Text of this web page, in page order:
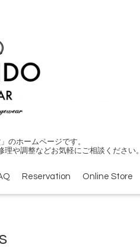
のホームページです。
や調整などお気軽にご相談ください。
Reservation Online Store